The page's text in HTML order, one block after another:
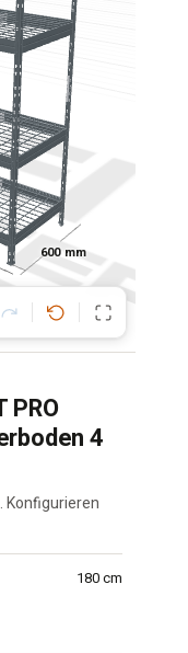
600 mm
PRO
4
Konfigurieren
180 cm